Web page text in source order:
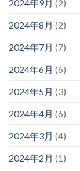
2024年9月 (2)
2024年8月 (2)
2024年7月 (7)
2024年6月 (6)
2024年5月 (3)
2024年4月 (6)
2024年3月 (4)
2024年2月 (1)